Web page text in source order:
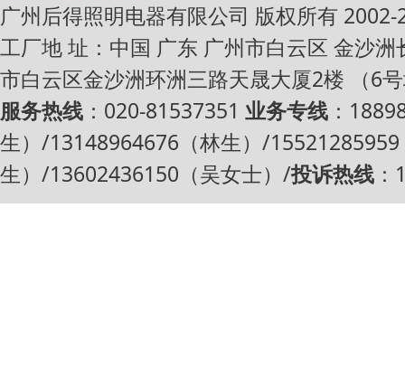
广州后得照明电器有限公司 版权所有
工厂地 址：中国 广东 广州市白云区 金沙
市白云区金沙洲环洲三路天晟大厦2楼 （6
服务热线 ：020-81537351 业务专线 ：
生）/13148964676（林生）/
生）/13602436150（吴女士）/投诉热线